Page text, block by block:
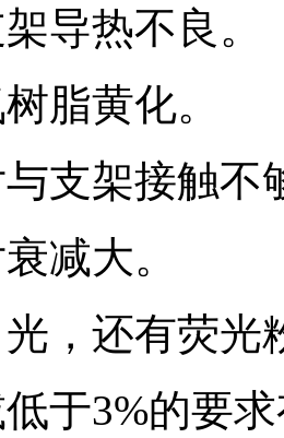
导热不良。
脂黄化。
支架接触不
减大。
，还有荧光
低于3%的要